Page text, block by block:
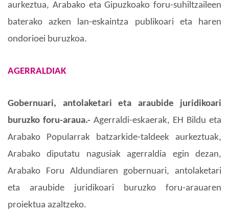
aurkeztua, Arabako eta Gipuzkoako foru-suhiltzaileen
baterako azken lan-eskaintza publikoari eta haren
ondorioei buruzkoa.
AGERRALDIAK
Gobernuari, antolaketari eta araubide juridikoari
buruzko foru-araua.- Agerraldi-eskaerak, EH Bildu eta
Arabako Popularrak batzarkide-taldeek aurkeztuak,
Arabako diputatu nagusiak agerraldia egin dezan,
Arabako Foru Aldundiaren gobernuari, antolaketari
eta araubide juridikoari buruzko foru-arauaren
proiektua azaltzeko.